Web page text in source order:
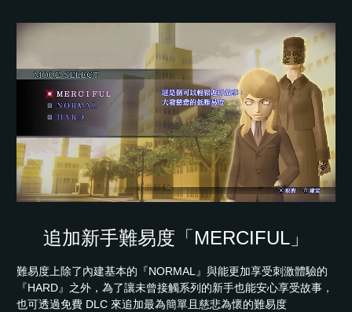
追加新手難易度「MERCIFUL」
難易度上除了內建基本的『NORMAL』與能更加享受刺激體驗的
『HARD』之外，為了讓未曾接觸系列的新手也能安心享受故事，
也可透過免費 DLC 來追加最為簡單且慈悲為懷的難易度